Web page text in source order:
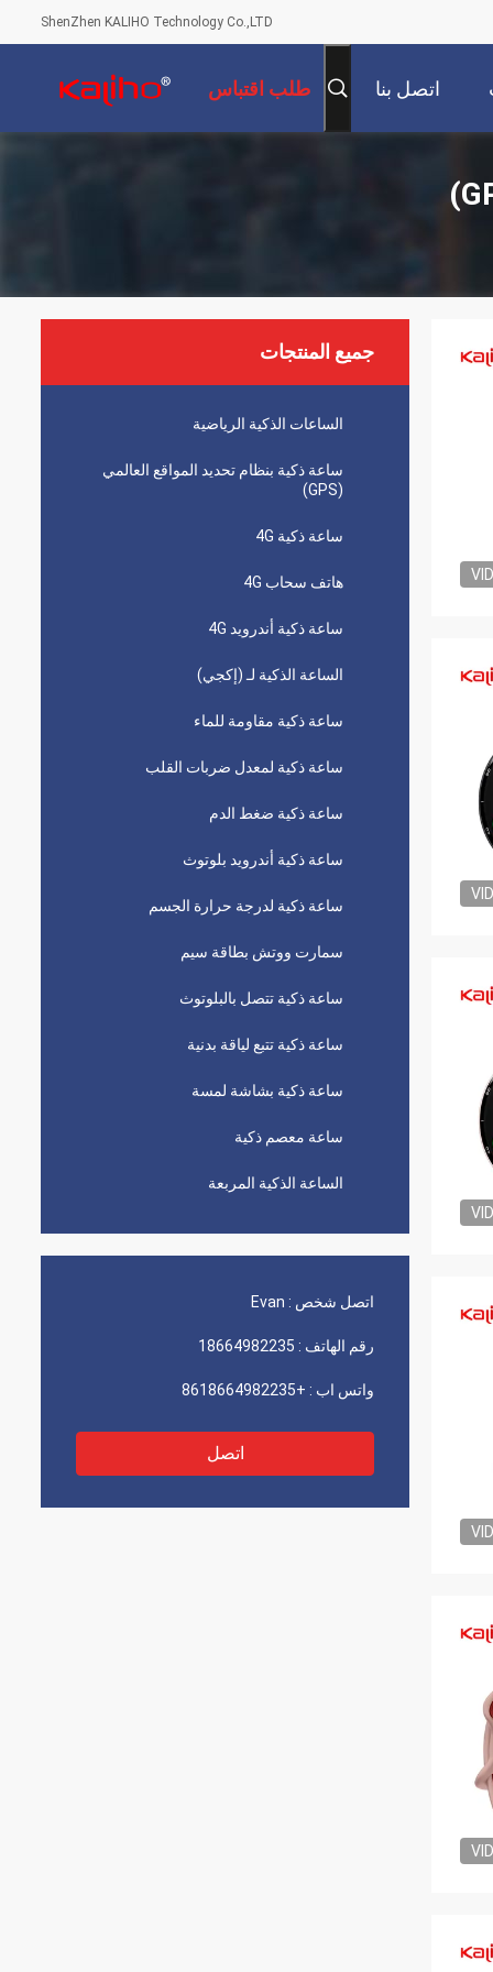
ShenZhen KALIHO Technology Co.,LTD
اتصل بنا طلب اقتباس
جميع المنتجات
الساعات الذكية الرياضية
ساعة ذكية بنظام تحديد المواقع العالمي
(GPS)
ساعة ذكية 4G
هاتف سحاب 4G
ساعة ذكية أندرويد 4G
الساعة الذكية لـ (إكجي)
ساعة ذكية مقاومة للماء
ساعة ذكية لمعدل ضربات القلب
ساعة ذكية ضغط الدم
ساعة ذكية أندرويد بلوتوث
ساعة ذكية لدرجة حرارة الجسم
سمارت ووتش بطاقة سيم
ساعة ذكية تتصل بالبلوتوث
ساعة ذكية تتبع لياقة بدنية
ساعة ذكية بشاشة لمسة
ساعة معصم ذكية
الساعة الذكية المربعة
اتصل شخص : Evan
رقم الهاتف : 18664982235
واتس اب : +8618664982235
اتصل